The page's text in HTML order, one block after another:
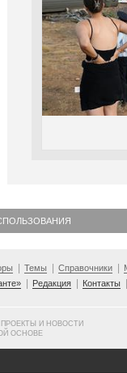
Темы Справочники
Редакция Контакты
И НОВОСТИ
ОСНОВЕ